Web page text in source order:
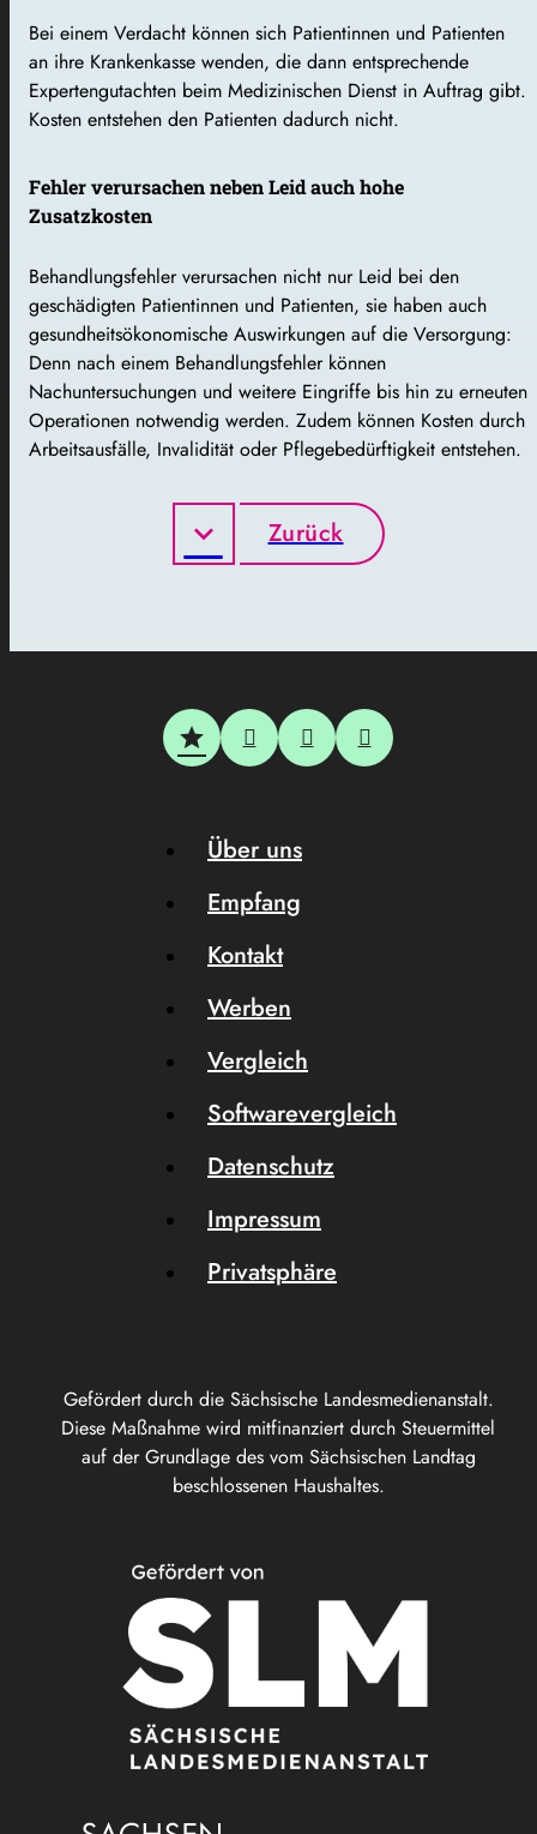
Bei einem Verdacht können sich Patientinnen und Patienten
an ihre Krankenkasse wenden, die dann entsprechende
Expertengutachten beim Medizinischen Dienst in Auftrag gibt.
Kosten entstehen den Patienten dadurch nicht.
Fehler verursachen neben Leid auch hohe
Zusatzkosten
Behandlungsfehler verursachen nicht nur Leid bei den
geschädigten Patientinnen und Patienten, sie haben auch
gesundheitsökonomische Auswirkungen auf die Versorgung:
Denn nach einem Behandlungsfehler können
Nachuntersuchungen und weitere Eingriffe bis hin zu erneuten
Operationen notwendig werden. Zudem können Kosten durch
Arbeitsausfälle, Invalidität oder Pflegebedürftigkeit entstehen.
Zurück
Gefördert durch die Sächsische Landesmedienanstalt.
Diese Maßnahme wird mitfinanziert durch Steuermittel
auf der Grundlage des vom Sächsischen Landtag
beschlossenen Haushaltes.
Über uns
Empfang
Kontakt
Werben
Vergleich
Softwarevergleich
Datenschutz
Impressum
Privatsphäre